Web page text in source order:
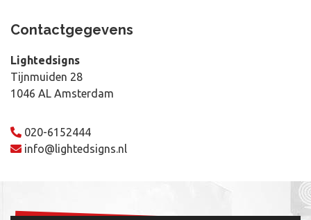
Contactgegevens
Lightedsigns
Tijnmuiden 28
1046 AL Amsterdam
020-6152444
info@lightedsigns.nl